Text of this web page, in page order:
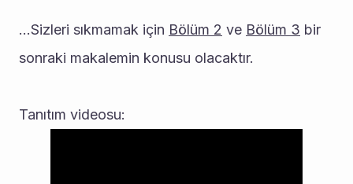
...Sizleri sıkmamak için Bölüm 2 ve Bölüm 3 bir
sonraki makalemin konusu olacaktır.
Tanıtım videosu: